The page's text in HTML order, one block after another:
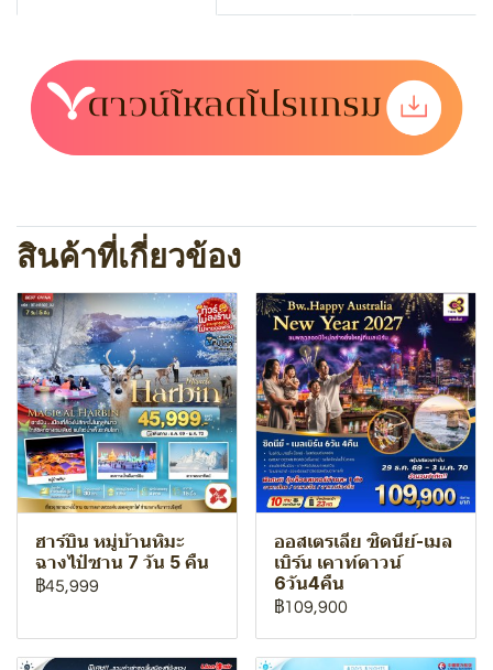
สินค้าที่เกี่ยวข้อง
ฮาร์บิน หมู่บ้านหิมะ
ฉางไป๋ซาน 7 วัน 5 คืน
฿45,999
ออสเตรเลีย ซิดนีย์-เมล
เบิร์น เคาท์ดาวน์
6วัน4คืน
฿109,900